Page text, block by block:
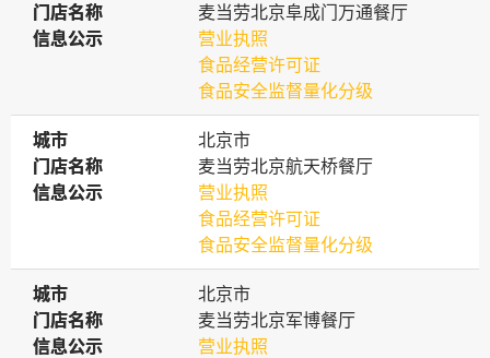
门店名称
门店名称
麦当劳北京阜成门万通餐厅
信息公示
信息公示
营业执照
食品经营许可证
食品安全监督量化分级
城市
城市
北京市
门店名称
门店名称
麦当劳北京航天桥餐厅
信息公示
信息公示
营业执照
食品经营许可证
食品安全监督量化分级
城市
城市
北京市
门店名称
门店名称
麦当劳北京军博餐厅
信息公示
信息公示
营业执照